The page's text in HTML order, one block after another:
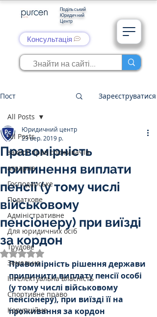
Подільський
Юридичний
Центр
Консультація
Пост Зареєструватися
All Posts
захист прав споживачів
аграрне
Господарське
Податкове
Адміністративне
Для юридичних осіб
Трудове
Земельне
Інтелектуальна власність
Спортивне право
Корупційне
All Posts
Правомірність
припинення виплати
пенсії (у тому числі
військовому
пенсіонеру) при виїзді
за кордон
Юридичний центр
23 вер. 2019 р.
Оцінка: NaN з 5 зірок.
Правомірність рішення держави
припинити виплату пенсії особі
(у тому числі військовому
пенсіонеру), при виїзді її на
проживання за кордон